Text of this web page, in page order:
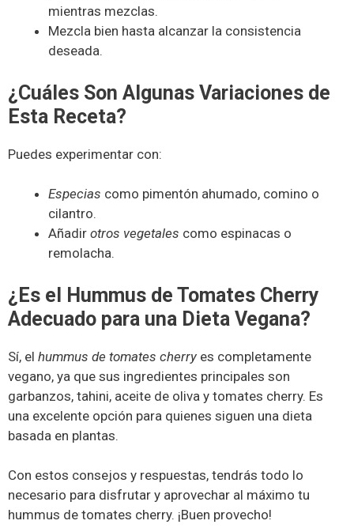
mientras mezclas.
Mezcla bien hasta alcanzar la consistencia
deseada.
¿Cuáles Son Algunas Variaciones de
Esta Receta?
Puedes experimentar con:
Especias como pimentón ahumado, comino o
cilantro.
Añadir otros vegetales como espinacas o
remolacha.
¿Es el Hummus de Tomates Cherry
Adecuado para una Dieta Vegana?
Sí, el hummus de tomates cherry es completamente
vegano, ya que sus ingredientes principales son
garbanzos, tahini, aceite de oliva y tomates cherry. Es
una excelente opción para quienes siguen una dieta
basada en plantas.
Con estos consejos y respuestas, tendrás todo lo
necesario para disfrutar y aprovechar al máximo tu
hummus de tomates cherry. ¡Buen provecho!